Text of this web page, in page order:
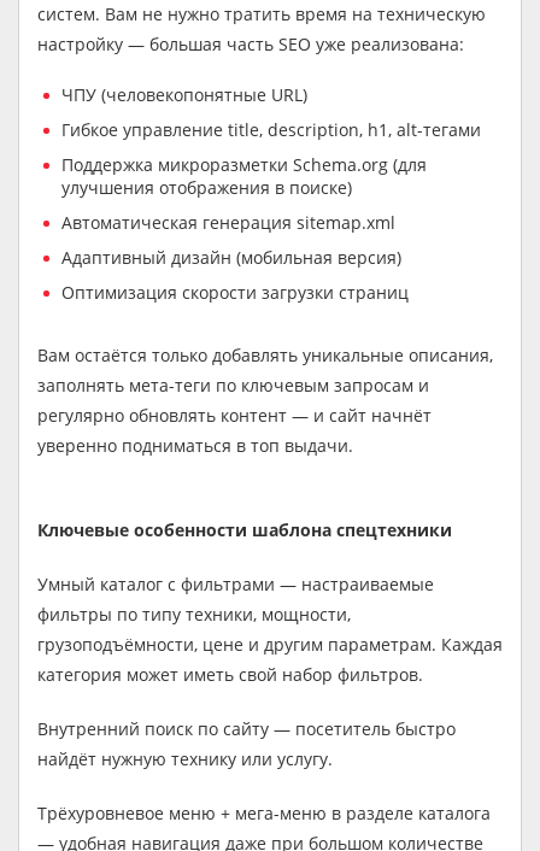
систем. Вам не нужно тратить время на техническую
настройку — большая часть SEO уже реализована:
ЧПУ (человекопонятные URL)
Гибкое управление title, description, h1, alt-тегами
Поддержка микроразметки Schema.org (для
улучшения отображения в поиске)
Автоматическая генерация sitemap.xml
Адаптивный дизайн (мобильная версия)
Оптимизация скорости загрузки страниц
Вам остаётся только добавлять уникальные описания,
заполнять мета-теги по ключевым запросам и
регулярно обновлять контент — и сайт начнёт
уверенно подниматься в топ выдачи.
Ключевые особенности шаблона спецтехники
Умный каталог с фильтрами — настраиваемые
фильтры по типу техники, мощности,
грузоподъёмности, цене и другим параметрам. Каждая
категория может иметь свой набор фильтров.
Внутренний поиск по сайту — посетитель быстро
найдёт нужную технику или услугу.
Трёхуровневое меню + мега-меню в разделе каталога
— удобная навигация даже при большом количестве